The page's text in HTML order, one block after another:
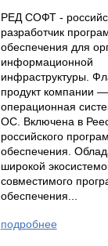
РЕД СОФТ -
разработчик
обеспечения для
информационной
инфраструктуры.
продукт компании —
операционная
ОС. Включена в
российского
обеспечения.
широкой
совместимого
обеспечения...
подробнее